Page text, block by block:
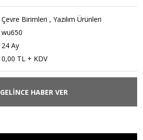
Çevre Birimleri ,Yazılım Ürünleri
wu650
24 Ay
0,00 TL + KDV
GELİNCE HABER VER